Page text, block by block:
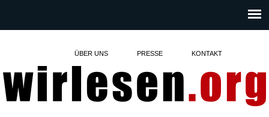
ÜBER UNS PRESSE KONTAKT